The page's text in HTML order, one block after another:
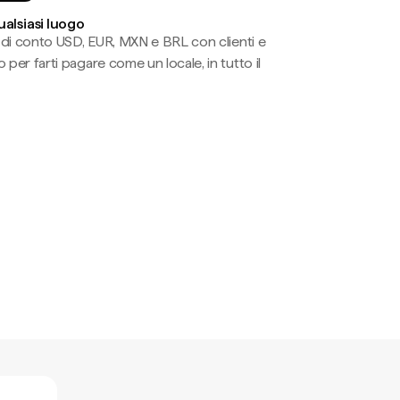
luogo
conto USD, EUR, MXN e BRL con clienti e
farti pagare come un locale, in tutto il